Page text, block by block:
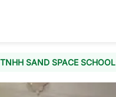
SAND SPACE SCHOOL